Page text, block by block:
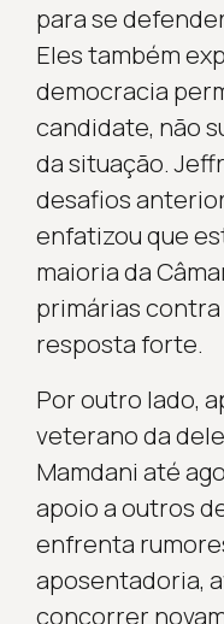
para se
Eles também
democracia
candidate, não
da situação.
desafios
enfatizou que
maioria da
primárias
resposta forte.
Por outro lado,
veterano da
Mamdani até
apoio a outros
enfrenta
aposentadoria,
concorrer